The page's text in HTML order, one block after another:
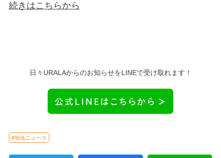
続きはこちらから
日々URALAからのお知らせをLINEで受け取れます！
#地域ニュース